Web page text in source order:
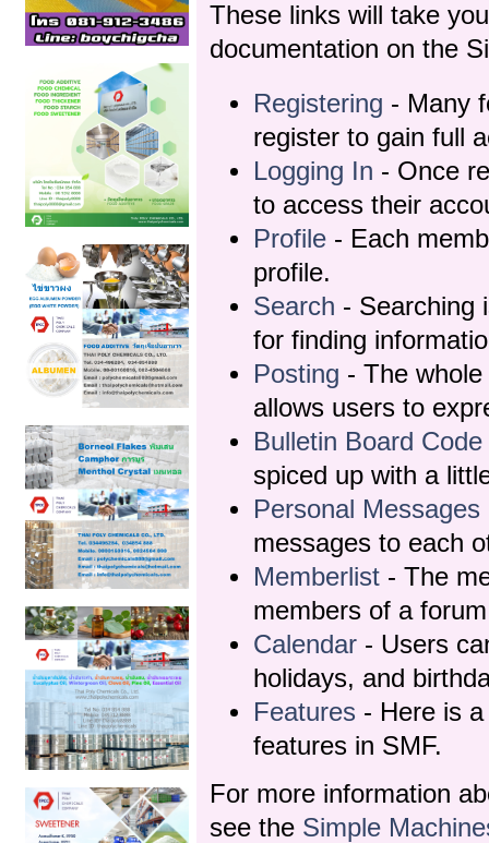
These links will take
documentation on the
Registering - Many
register to gain full
Logging In - Once
to access their
Profile - Each
profile.
Search - Searching
for finding
Posting - The
allows users to
Bulletin Board
spiced up with a
Personal Messages
messages to each
Memberlist - The
members of a
Calendar - Users
holidays, and
Features - Here is
features in SMF.
For more information
see the Simple